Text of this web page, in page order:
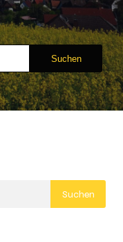
Suchen
Suchen